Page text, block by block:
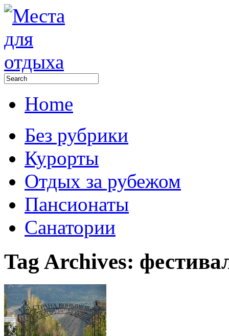
Home
Без рубрики
Курорты
Отдых за рубежом
Пансионаты
Санатории
Tag Archives: